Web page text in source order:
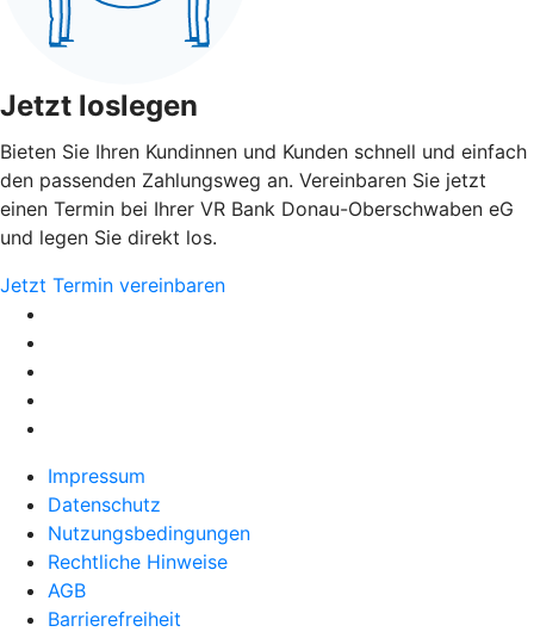
Jetzt loslegen
Bieten Sie Ihren Kundinnen und Kunden schnell und einfach
den passenden Zahlungsweg an. Vereinbaren Sie jetzt
einen Termin bei Ihrer VR Bank Donau-Oberschwaben eG
und legen Sie direkt los.
Jetzt Termin vereinbaren
Impressum
Datenschutz
Nutzungsbedingungen
Rechtliche Hinweise
AGB
Barrierefreiheit